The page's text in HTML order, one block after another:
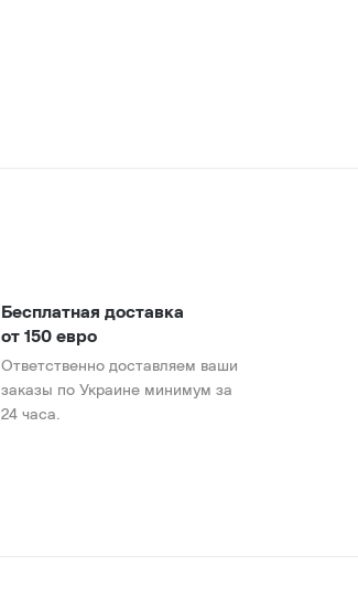
Бесплатная доставка
от 150 евро
Ответственно доставляем ваши
заказы по Украине минимум за
24 часа.